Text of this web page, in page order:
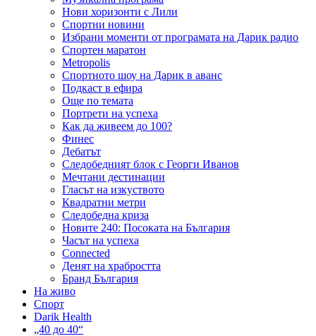
Нови хоризонти с Лили
Спортни новини
Избрани моменти от програмата на Дарик радио
Спортен маратон
Metropolis
Спортното шоу на Дарик в аванс
Подкаст в ефира
Още по темата
Портрети на успеха
Как да живеем до 100?
Финес
Дебатът
Следобедният блок с Георги Иванов
Мечтани дестинации
Гласът на изкуството
Квадратни метри
Следобедна криза
Новите 240: Посоката на България
Часът на успеха
Connected
Денят на храбростта
Бранд България
На живо
Спорт
Darik Health
„40 до 40“